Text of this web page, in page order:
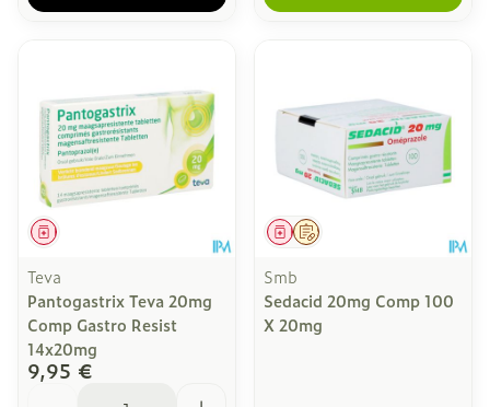
Médicament
Teva
Pantogastrix Teva 20mg
Comp Gastro Resist
14x20mg
9,95 €
Sur prescription
Médicament
Smb
Sedacid 20mg Comp 100
X 20mg